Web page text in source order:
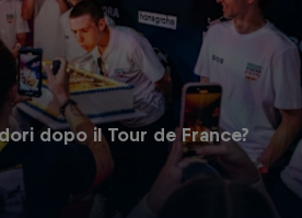
dopo il Tour de France?